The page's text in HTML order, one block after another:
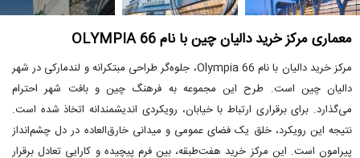
معماری مرکز خرید دالیان چین با نام OLYMPIA 66
مرکز خرید دالیان با نام Olympia 66، جلوه‌گر طراحی مبتکرانه و لندمارکی در شهر
دالیان چین است. طرح این مجموعه به فرهنگ چین و بافت شهر احترام
می‌گذارد. برای برقراری ارتباط با خیابان، رویکردی اندیشمندانه اتخاذ شده است.
نتیجه این رویکرد، خلق یک فضای عمومی و میدانی خارق‌العاده در دل چشم‌انداز
پیرامون است. این مرکز خرید هفت‌طبقه، بین فرم پیچیده و کارایی تعادل برقرار